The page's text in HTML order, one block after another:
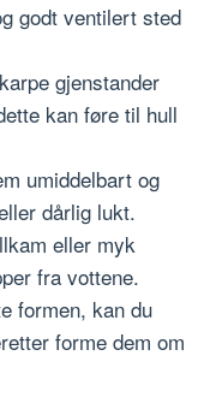
godt ventilert sted
gjenstander
kan føre til hull
umiddelbart og
dårlig lukt.
eller myk
fra vottene.
formen, kan du
forme dem om